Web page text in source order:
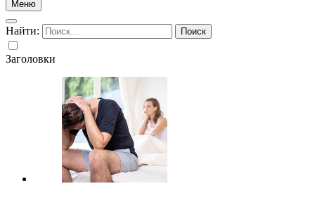
Меню
Найти:
Заголовки